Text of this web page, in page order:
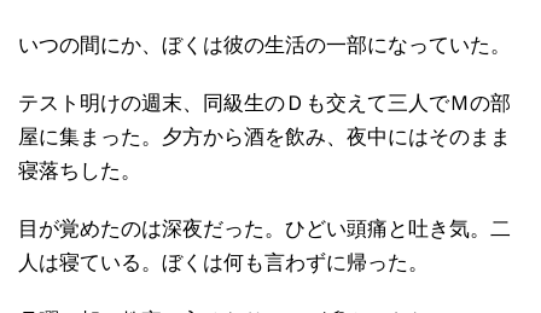
いつの間にか、ぼくは彼の生活の一部になっていた。
テスト明けの週末、同級生のＤも交えて三人でＭの部
屋に集まった。夕方から酒を飲み、夜中にはそのまま
寝落ちした。
目が覚めたのは深夜だった。ひどい頭痛と吐き気。二
人は寝ている。ぼくは何も言わずに帰った。